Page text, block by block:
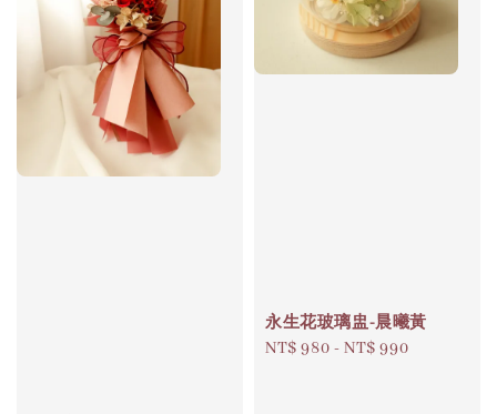
永生花玻璃盅-晨曦黃
Regular
NT$ 980 -NT$ 990